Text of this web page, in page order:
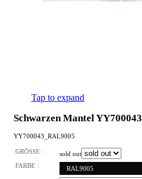
Tap to expand
Schwarzen Mantel YY700043
YY700043_RAL9005
GRÖSSE : sold out
FARBE :
RAL9005